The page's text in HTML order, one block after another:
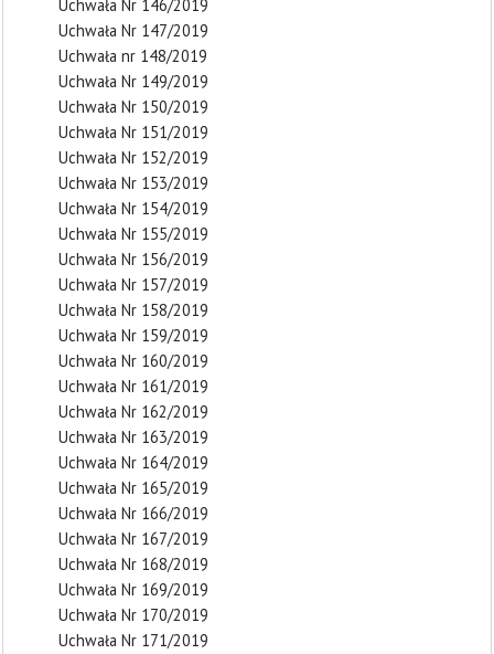
Uchwała Nr 146/2019
Uchwała Nr 147/2019
Uchwała nr 148/2019
Uchwała Nr 149/2019
Uchwała Nr 150/2019
Uchwała Nr 151/2019
Uchwała Nr 152/2019
Uchwała Nr 153/2019
Uchwała Nr 154/2019
Uchwała Nr 155/2019
Uchwała Nr 156/2019
Uchwała Nr 157/2019
Uchwała Nr 158/2019
Uchwała Nr 159/2019
Uchwała Nr 160/2019
Uchwała Nr 161/2019
Uchwała Nr 162/2019
Uchwała Nr 163/2019
Uchwała Nr 164/2019
Uchwała Nr 165/2019
Uchwała Nr 166/2019
Uchwała Nr 167/2019
Uchwała Nr 168/2019
Uchwała Nr 169/2019
Uchwała Nr 170/2019
Uchwała Nr 171/2019